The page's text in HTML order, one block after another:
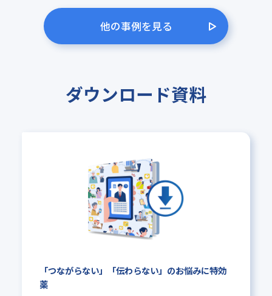
他の事例を見る
ダウンロード資料
「つながらない」「伝わらない」のお悩みに特効
薬